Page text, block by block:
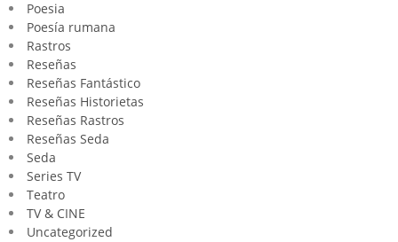
Poesia
Poesía rumana
Rastros
Reseñas
Reseñas Fantástico
Reseñas Historietas
Reseñas Rastros
Reseñas Seda
Seda
Series TV
Teatro
TV & CINE
Uncategorized